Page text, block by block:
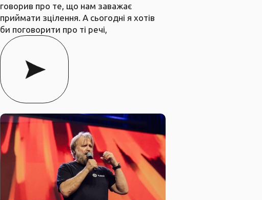
говорив про те, що нам заважає
приймати зцілення. А сьогодні я хотів
би поговорити про ті речі,